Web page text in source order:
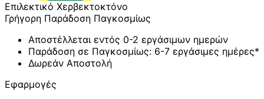
Επιλεκτικό Χερβεκτοκτόνο
Γρήγορη Παράδοση Παγκοσμίως
Αποστέλλεται εντός 0-2 εργάσιμων ημερών
Παράδοση σε Παγκοσμίως: 6-7 εργάσιμες ημέρες*
Δωρεάν Αποστολή
Εφαρμογές